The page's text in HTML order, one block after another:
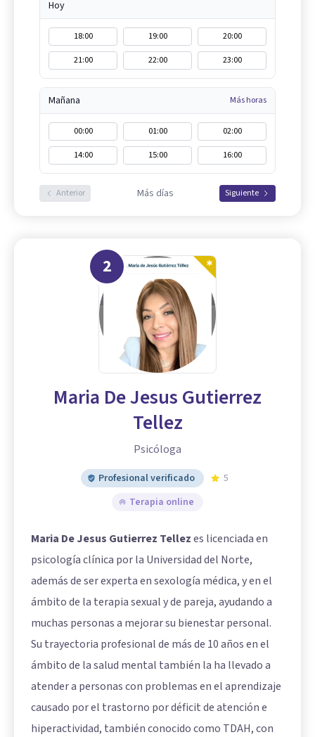
Hoy
18:00 19:00
20:00
21:00
22:00 23:00
Mañana Más horas
00:00 01:00
02:00
14:00
15:00 16:00
Anterior Más días Siguiente
2
Maria De Jesus Gutierrez
Tellez
Psicóloga
Profesional verificado
5
Terapia online
Maria De Jesus Gutierrez Tellezes licenciada en
psicología clínica por la Universidad del Norte,
además de ser experta en sexología médica, y en el
ámbito de la terapia sexual y de pareja, ayudando a
muchas personas a mejorar su bienestar personal.
Su trayectoria profesional de más de 10 años en el
ámbito de la salud mental también la ha llevado a
atender a personas con problemas en el aprendizaje
causado por el trastorno por déficit de atención e
hiperactividad, también conocido como TDAH, con